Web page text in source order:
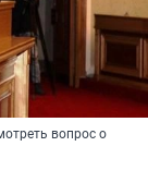
вопрос о